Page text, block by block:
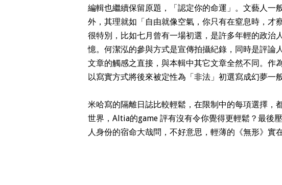
編輯也繼續保留原題，「認定你的命運」。文藝人
外，其理就如「自由就像空氣，你只有在窒息時，才
很特別，比如七月曾有一場初選，是許多年輕的政治
憶。何潔泓的參與方式是宣傳拍攝紀錄，同時是評論
文章的觸感之直接，與本輯中其它文章全然不同。作
以寫實方式將後來被定性為「非法」初選寫成幻夢一般
米哈寫的隔離日誌比較輕鬆，在限制中的每項選擇，
世界，Altia的game 評有沒有令你覺得更輕鬆？最後
人身份的宿命大哉問，不好意思，輕薄的《無形》實